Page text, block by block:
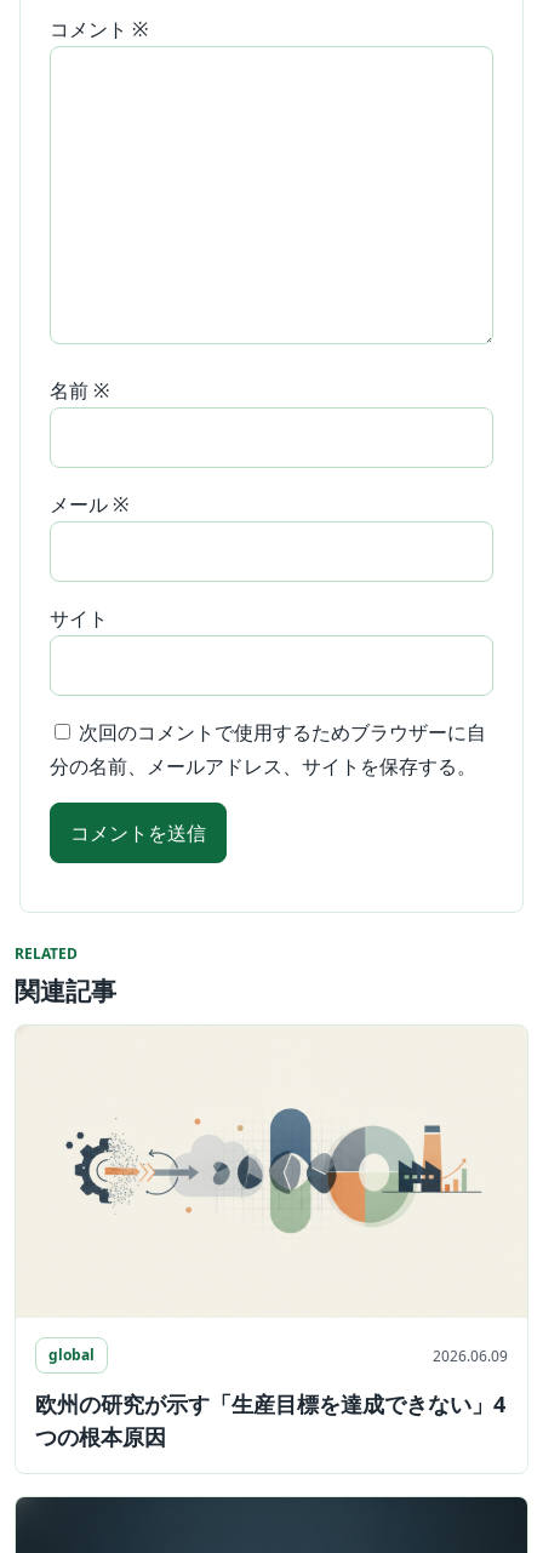
コメント ※
名前 ※
メール ※
サイト
次回のコメントで使用するためブラウザーに自
分の名前、メールアドレス、サイトを保存する。
RELATED
関連記事
global 2026.06.09
欧州の研究が示す「生産目標を達成できない」4
つの根本原因